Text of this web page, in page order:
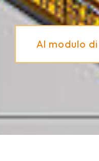
Al modulo